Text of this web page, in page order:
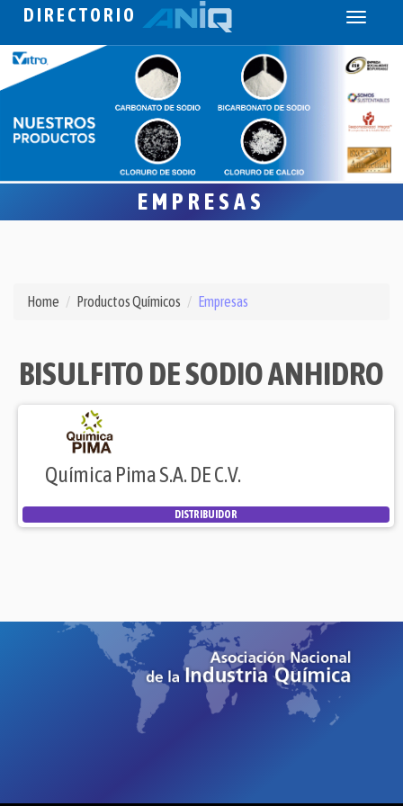
DIRECTORIO
Toggle
EMPRESAS
Home Productos Químicos Empresas
BISULFITO DE SODIO ANHIDRO
Química Pima S.A. DE C.V.
DISTRIBUIDOR